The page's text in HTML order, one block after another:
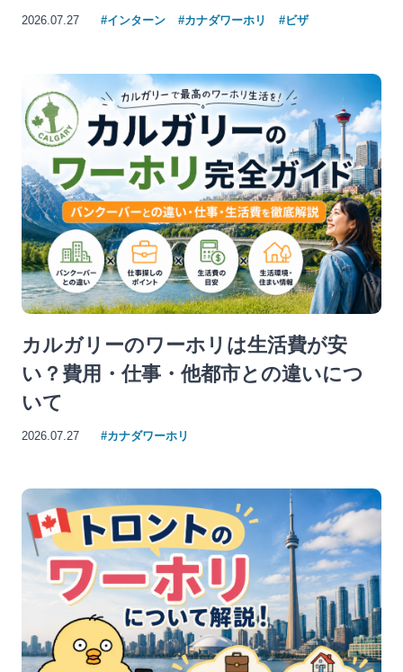
2026.07.27 #インターン #カナダワーホリ #ビザ
カルガリーのワーホリは生活費が安
い？費用・仕事・他都市との違いにつ
いて
2026.07.27 #カナダワーホリ